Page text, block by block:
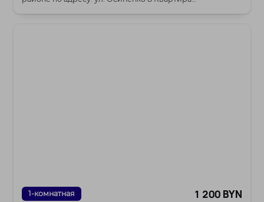
1-комнатная 1 200 BYN